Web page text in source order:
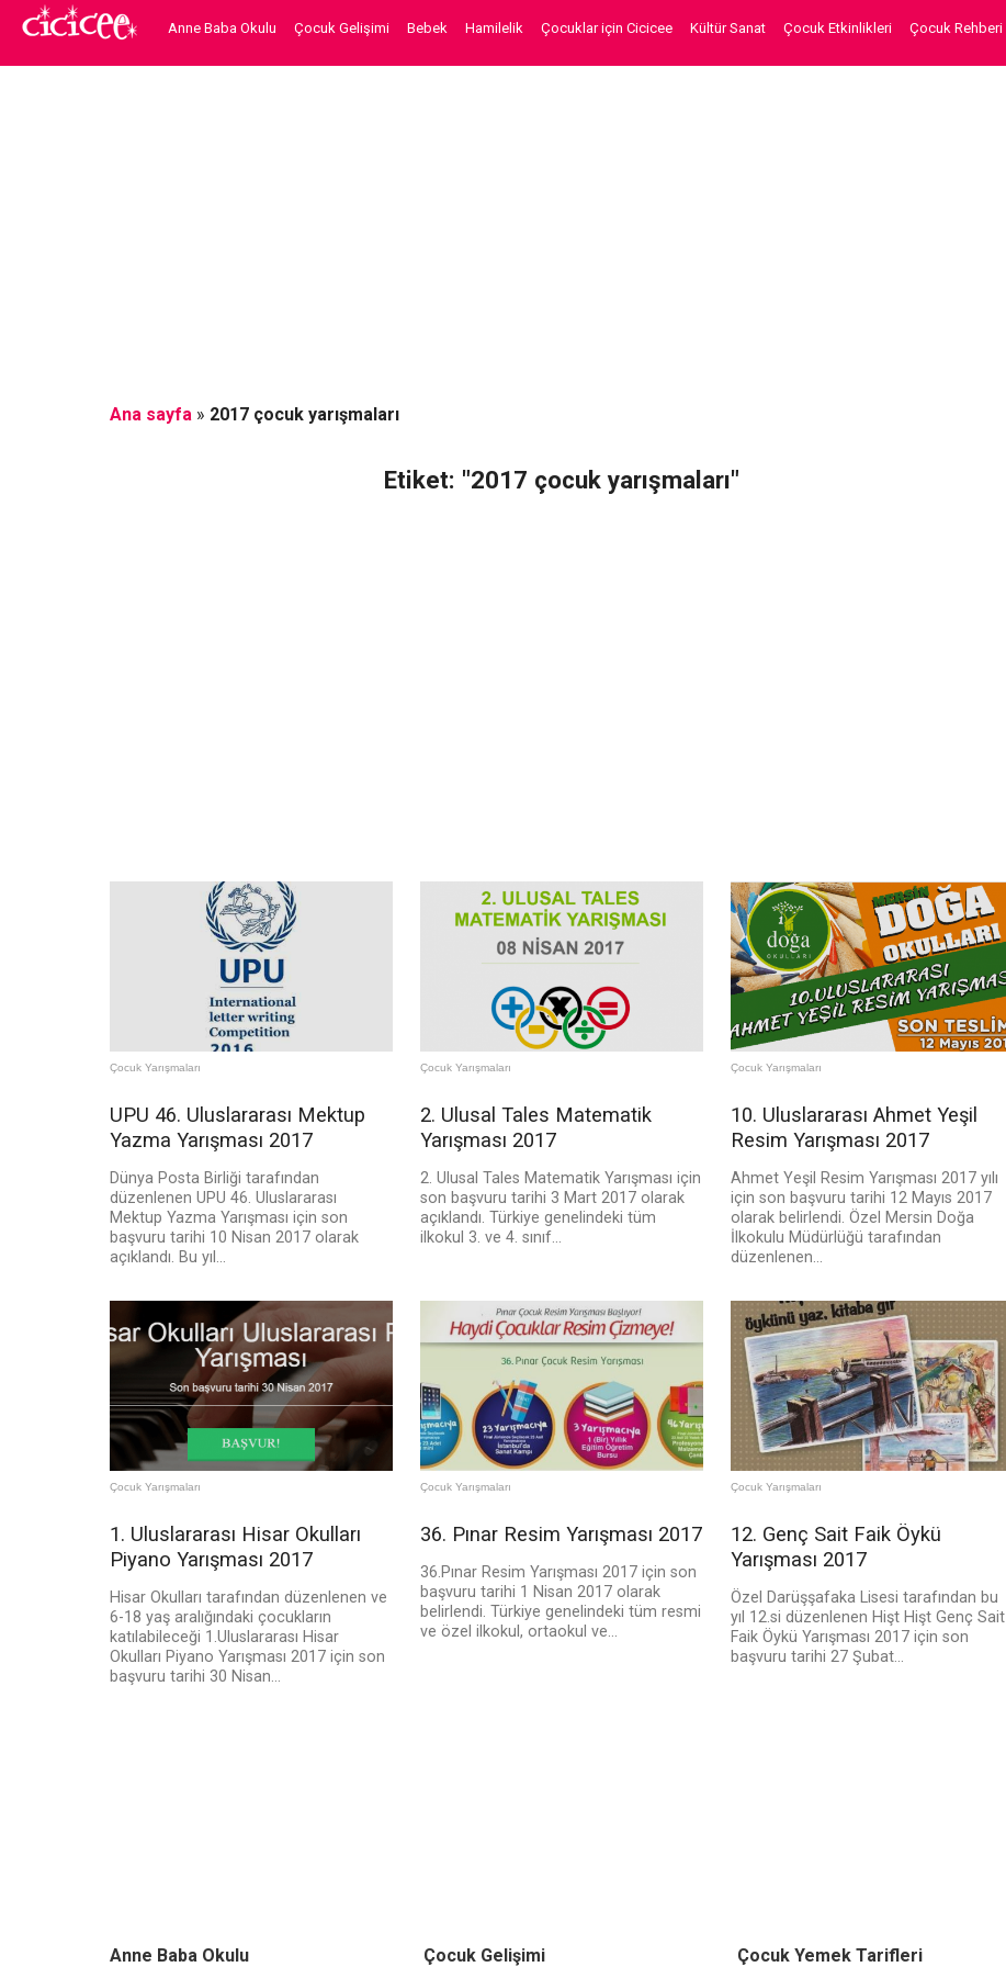
Anne Baba Okulu Çocuk Gelişimi Bebek Hamilelik Çocuklar için Cicicee Kültür Sanat Çocuk Etkinlikleri Çocuk Rehberi
Ana sayfa » 2017 çocuk yarışmaları
Etiket: "2017 çocuk yarışmaları"
Çocuk Yarışmaları
UPU 46. Uluslararası Mektup
Yazma Yarışması 2017
Dünya Posta Birliği tarafından
düzenlenen UPU 46. Uluslararası
Mektup Yazma Yarışması için son
başvuru tarihi 10 Nisan 2017 olarak
açıklandı. Bu yıl...
Çocuk Yarışmaları
2. Ulusal Tales Matematik
Yarışması 2017
2. Ulusal Tales Matematik Yarışması için
son başvuru tarihi 3 Mart 2017 olarak
açıklandı. Türkiye genelindeki tüm
ilkokul 3. ve 4. sınıf...
Çocuk Yarışmaları
10. Uluslararası Ahmet Yeşil
Resim Yarışması 2017
Ahmet Yeşil Resim Yarışması 2017 yılı
için son başvuru tarihi 12 Mayıs 2017
olarak belirlendi. Özel Mersin Doğa
İlkokulu Müdürlüğü tarafından
düzenlenen...
Çocuk Yarışmaları
1. Uluslararası Hisar Okulları
Piyano Yarışması 2017
Hisar Okulları tarafından düzenlenen ve
6-18 yaş aralığındaki çocukların
katılabileceği 1.Uluslararası Hisar
Okulları Piyano Yarışması 2017 için son
başvuru tarihi 30 Nisan...
Çocuk Yarışmaları
36. Pınar Resim Yarışması 2017
36.Pınar Resim Yarışması 2017 için son
başvuru tarihi 1 Nisan 2017 olarak
belirlendi. Türkiye genelindeki tüm resmi
ve özel ilkokul, ortaokul ve...
Çocuk Yarışmaları
12. Genç Sait Faik Öykü
Yarışması 2017
Özel Darüşşafaka Lisesi tarafından bu
yıl 12.si düzenlenen Hişt Hişt Genç Sait
Faik Öykü Yarışması 2017 için son
başvuru tarihi 27 Şubat...
Anne Baba Okulu Çocuk Gelişimi Çocuk Yemek Tarifleri